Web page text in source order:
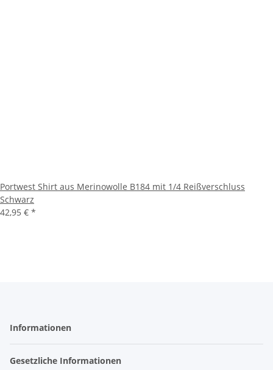
Portwest Shirt aus Merinowolle B184 mit 1/4 Reißverschluss
Schwarz
42,95 € *
Informationen
Gesetzliche Informationen